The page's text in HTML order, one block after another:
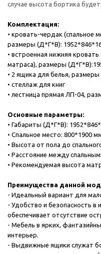
случае высота бортика
Комплектация:
• кровать-чердак (спальное
размеры (Д*Г*В):
• встроенная нижняя
матраса), размеры
• 2 ящика для белья,
• стеллаж для книг
• лестница прямая ЛП-04,
Основные параметры:
• Габариты (Д*Г*В):
• Спальное место: 800*1900
• Высота от пола до
• Расстояние между
• Рекомендуемая высота
Преимущества данной
- Идеальный вариант для
- Удобство и безопасность в
обеспечивает отсутствие
- Мебель в ярких,
интерьер.
- Выдвижные ящики служат